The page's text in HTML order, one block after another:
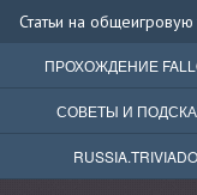
Статьи на общеигровую
ПРОХОЖДЕНИЕ
СОВЕТЫ И